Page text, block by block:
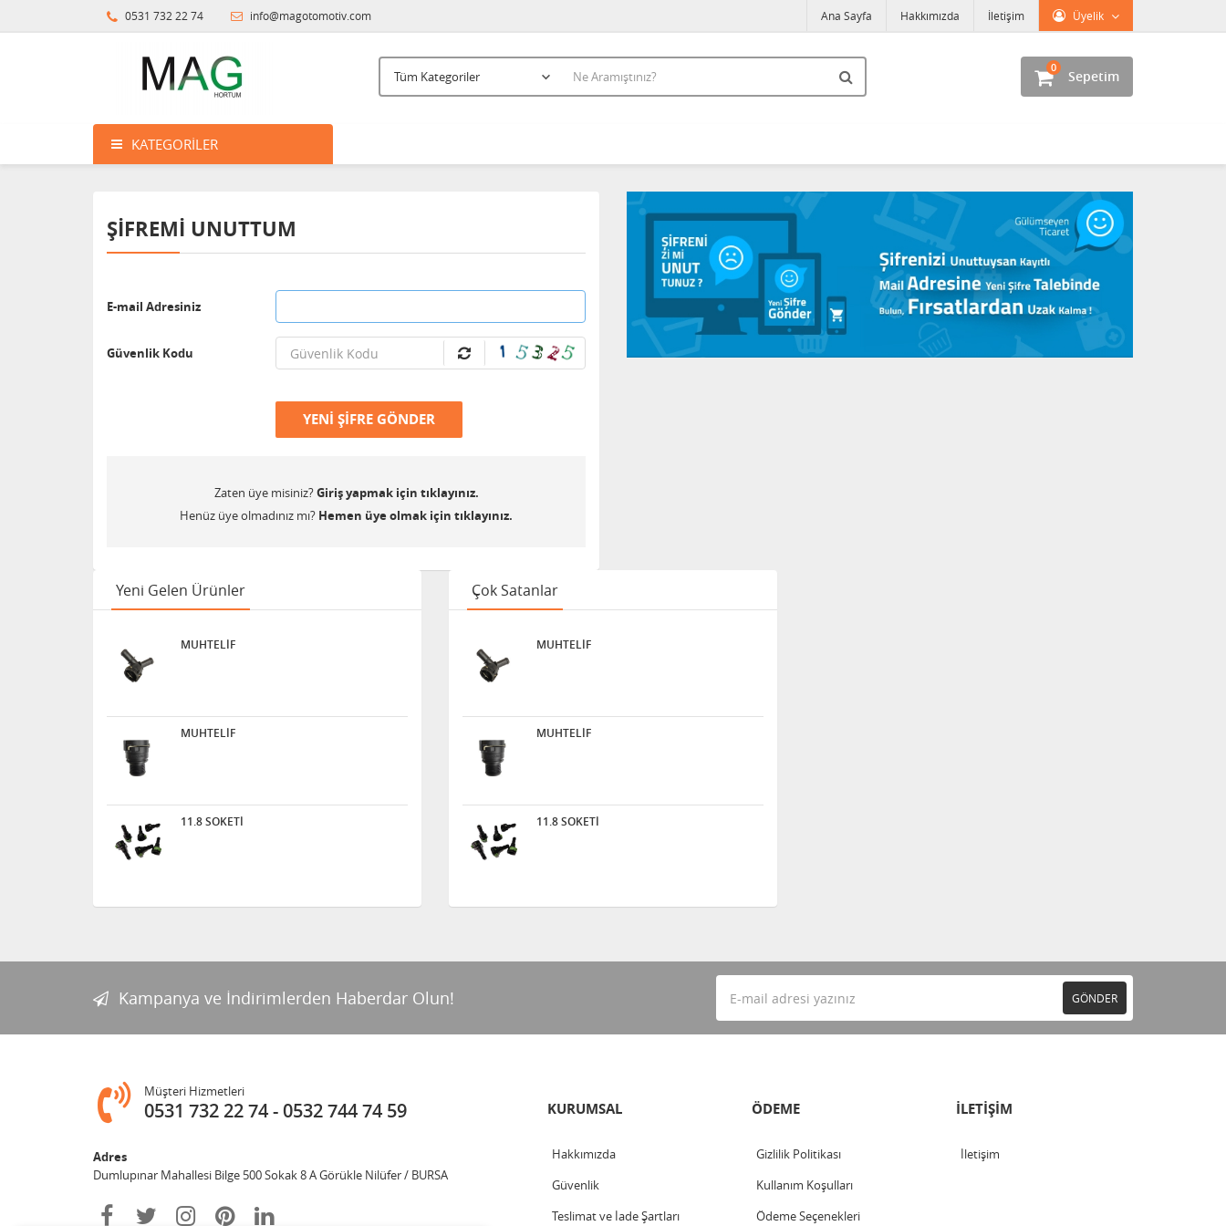
0531 732 22 74 info@magotomotiv.com Üyelik
Ana Sayfa Hakkımızda İletişim
Sepetim
0
KATEGORILER
ŞIFREMI UNUTTUM
E-mail Adresiniz
Güvenlik Kodu
YENI ŞIFRE GÖNDER
Zaten üye misiniz?Giriş yapmak için tıklayınız.
Henüz üye olmadınız mı? Hemen üye olmak için tıklayınız.
Yeni Gelen Ürünler
MUHTELİF
MUHTELİF
11.8 SOKETİ
Çok Satanlar
MUHTELİF
MUHTELİF
11.8 SOKETİ
Kampanya ve İndirimlerden Haberdar Olun! GÖNDER
Müşteri Hizmetleri
0531 732 22 74 0532 744 74 59
Adres
Dumlupınar Mahallesi Bilge 500 Sokak 8 A Görükle Nilüfer / BURSA
KURUMSAL
Hakkımızda
Güvenlik
Teslimat ve İade Şartları
ÖDEME
Gizlilik Politikası
Kullanım Koşulları
Ödeme Seçenekleri
İLETİŞİM
İletişim